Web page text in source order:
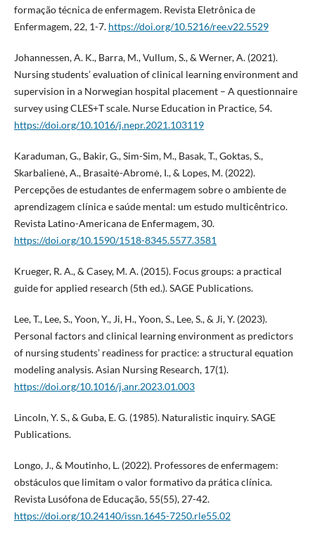
formação técnica de enfermagem. Revista Eletrônica de
Enfermagem, 22, 1-7. https://doi.org/10.5216/ree.v22.5529
Johannessen, A. K., Barra, M., Vullum, S., & Werner, A. (2021).
Nursing students’ evaluation of clinical learning environment and
supervision in a Norwegian hospital placement – A questionnaire
survey using CLES+T scale. Nurse Education in Practice, 54.
https://doi.org/10.1016/j.nepr.2021.103119
Karaduman, G., Bakir, G., Sim-Sim, M., Basak, T., Goktas, S.,
Skarbalienė, A., Brasaitė-Abromė, I., & Lopes, M. (2022).
Percepções de estudantes de enfermagem sobre o ambiente de
aprendizagem clínica e saúde mental: um estudo multicêntrico.
Revista Latino-Americana de Enfermagem, 30.
https://doi.org/10.1590/1518-8345.5577.3581
Krueger, R. A., & Casey, M. A. (2015). Focus groups: a practical
guide for applied research (5th ed.). SAGE Publications.
Lee, T., Lee, S., Yoon, Y., Ji, H., Yoon, S., Lee, S., & Ji, Y. (2023).
Personal factors and clinical learning environment as predictors
of nursing students’ readiness for practice: a structural equation
modeling analysis. Asian Nursing Research, 17(1).
https://doi.org/10.1016/j.anr.2023.01.003
Lincoln, Y. S., & Guba, E. G. (1985). Naturalistic inquiry. SAGE
Publications.
Longo, J., & Moutinho, L. (2022). Professores de enfermagem:
obstáculos que limitam o valor formativo da prática clínica.
Revista Lusófona de Educação, 55(55), 27-42.
https://doi.org/10.24140/issn.1645-7250.rle55.02